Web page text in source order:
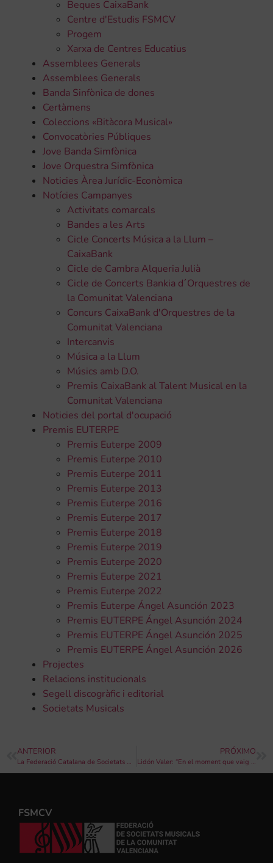
Beques CaixaBank
Centre d'Estudis FSMCV
Progem
Xarxa de Centres Educatius
Assemblees Generals
Assemblees Generals
Banda Sinfònica de dones
Certàmens
Coleccions «Bitàcora Musical»
Convocatòries Públiques
Jove Banda Simfònica
Jove Orquestra Simfònica
Noticies Àrea Jurídic-Econòmica
Notícies Campanyes
Activitats comarcals
Bandes a les Arts
Cicle Concerts Música a la Llum –
CaixaBank
Cicle de Cambra Alqueria Julià
Cicle de Concerts Bankia d´Orquestres de
la Comunitat Valenciana
Concurs CaixaBank d'Orquestres de la
Comunitat Valenciana
Intercanvis
Música a la Llum
Músics amb D.O.
Premis CaixaBank al Talent Musical en la
Comunitat Valenciana
Noticies del portal d'ocupació
Premis EUTERPE
Premis Euterpe 2009
Premis Euterpe 2010
Premis Euterpe 2011
Premis Euterpe 2013
Premis Euterpe 2016
Premis Euterpe 2017
Premis Euterpe 2018
Premis Euterpe 2019
Premis Euterpe 2020
Premis Euterpe 2021
Premis Euterpe 2022
Premis Euterpe Ángel Asunción 2023
Premis EUTERPE Ángel Asunción 2024
Premis EUTERPE Ángel Asunción 2025
Premis EUTERPE Ángel Asunción 2026
Projectes
Relacions institucionals
Segell discogràfic i editorial
Societats Musicals
ANTERIOR
La Federació Catalana de Societats Musicals convoca el Concurs de Composició “Josep Maria Lleixà Subirats” per a banda simfònica
PRÓXIMO
Lidón Valer: “En el moment que vaig experimentar la direcció, em va enamorar”
FSMCV